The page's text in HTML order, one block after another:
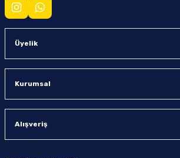
Üyelik
Kurumsal
Alışveriş